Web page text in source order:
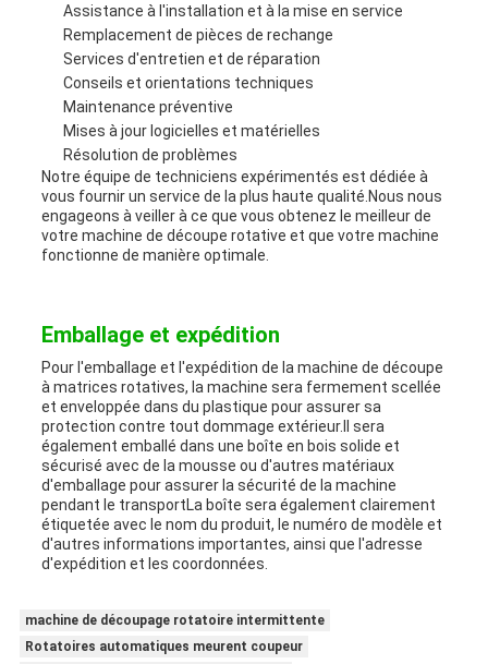
Assistance à l'installation et à la mise en service
Remplacement de pièces de rechange
Services d'entretien et de réparation
Conseils et orientations techniques
Maintenance préventive
Mises à jour logicielles et matérielles
Résolution de problèmes
Notre équipe de techniciens expérimentés est dédiée à
vous fournir un service de la plus haute qualité.Nous nous
engageons à veiller à ce que vous obtenez le meilleur de
votre machine de découpe rotative et que votre machine
fonctionne de manière optimale.
Emballage et expédition
Pour l'emballage et l'expédition de la machine de découpe
à matrices rotatives, la machine sera fermement scellée
et enveloppée dans du plastique pour assurer sa
protection contre tout dommage extérieur.Il sera
également emballé dans une boîte en bois solide et
sécurisé avec de la mousse ou d'autres matériaux
d'emballage pour assurer la sécurité de la machine
pendant le transportLa boîte sera également clairement
étiquetée avec le nom du produit, le numéro de modèle et
d'autres informations importantes, ainsi que l'adresse
d'expédition et les coordonnées.
machine de découpage rotatoire intermittente
Rotatoires automatiques meurent coupeur